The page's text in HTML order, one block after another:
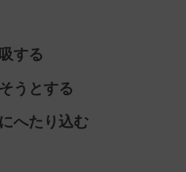
する
うとする
へたり込む